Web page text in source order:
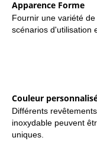
Apparence Forme
Fournir une variété
scénarios d'utilisation
Couleur
Différents
inoxydable peuvent
uniques.